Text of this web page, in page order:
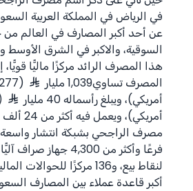
في الرياض في المملكة العربية
عن أحد أكبر المصارف في العالم
السوقية، والاكبر في الشرق الأوسط
هذا المصرف الرائد مركزًا ماليًّا
المصرف تساوي1,039 مليار
أمريكي)، ويبلغ رأسماله 40 مليار
أمريكي)،
لنقاط بيع، و136 مركزًا
أكبر قاعدة عملاء بين المصارف